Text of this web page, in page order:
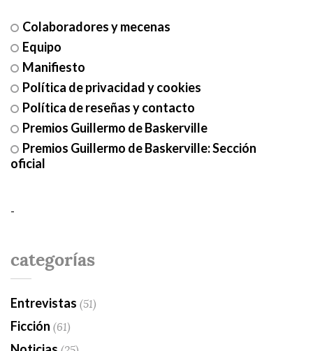
Colaboradores y mecenas
Equipo
Manifiesto
Política de privacidad y cookies
Política de reseñas y contacto
Premios Guillermo de Baskerville
Premios Guillermo de Baskerville: Sección
oficial
-
categorías
Entrevistas (51)
Ficción (61)